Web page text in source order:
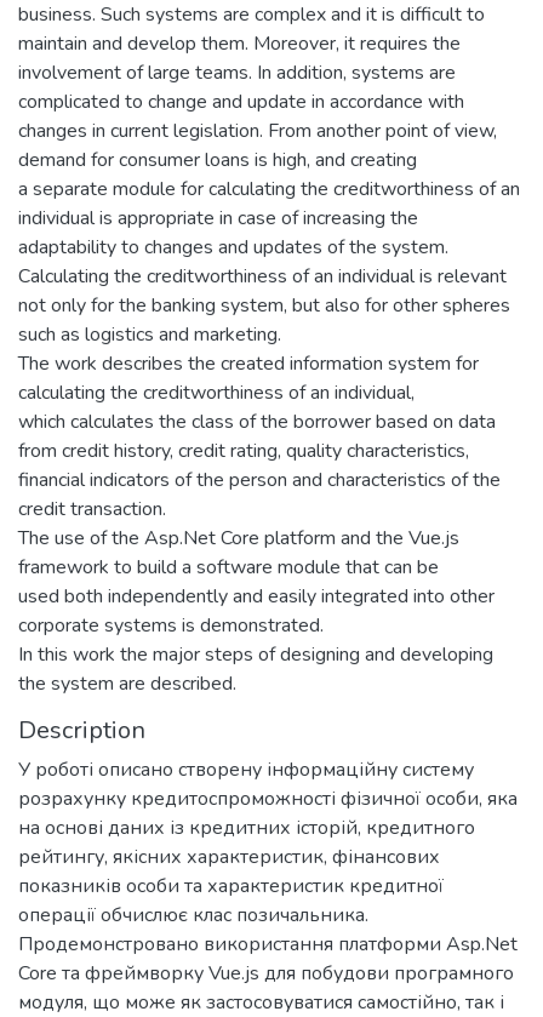
business. Such systems are complex and it is difficult to
maintain and develop them. Moreover, it requires the
involvement of large teams. In addition, systems are
complicated to change and update in accordance with
changes in current legislation. From another point of view,
demand for consumer loans is high, and creating
a separate module for calculating the creditworthiness of an
individual is appropriate in case of increasing the
adaptability to changes and updates of the system.
Calculating the creditworthiness of an individual is relevant
not only for the banking system, but also for other spheres
such as logistics and marketing.
The work describes the created information system for
calculating the creditworthiness of an individual,
which calculates the class of the borrower based on data
from credit history, credit rating, quality characteristics,
financial indicators of the person and characteristics of the
credit transaction.
The use of the Asp.Net Core platform and the Vue.js
framework to build a software module that can be
used both independently and easily integrated into other
corporate systems is demonstrated.
In this work the major steps of designing and developing
the system are described.
Description
У роботі описано створену інформаційну систему
розрахунку кредитоспроможності фізичної особи, яка
на основі даних із кредитних історій, кредитного
рейтингу, якісних характеристик, фінансових
показників особи та характеристик кредитної
операції обчислює клас позичальника.
Продемонстровано використання платформи Asp.Net
Core та фреймворку Vue.js для побудови програмного
модуля, що може як застосовуватися самостійно, так і